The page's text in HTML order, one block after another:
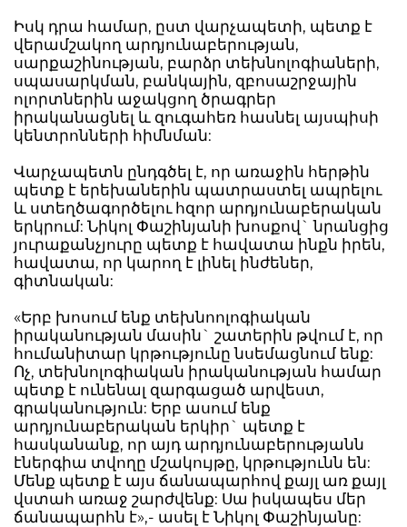
Իսկ դրա համար, ըստ վարչապետի, պետք է
վերամշակող արդյունաբերության,
սարքաշինության, բարձր տեխնոլոգիաների,
սպասարկման, բանկային, զբոսաշրջային
ոլորտներին աջակցող ծրագրեր
իրականացնել և զուգահեռ հասնել այսպիսի
կենտրոնների հիմնման:
Վարչապետն ընդգծել է, որ առաջին հերթին
պետք է երեխաներին պատրաստել ապրելու
և ստեղծագործելու հզոր արդյունաբերական
երկրում: Նիկոլ Փաշինյանի խոսքով` նրանցից
յուրաքանչյուրը պետք է հավատա ինքն իրեն,
հավատա, որ կարող է լինել ինժեներ,
գիտնական:
«Երբ խոսում ենք տեխնոոլոգիական
իրականության մասին` շատերին թվում է, որ
հումանիտար կրթությունը նսեմացնում ենք:
Ոչ, տեխնոլոգիական իրականության համար
պետք է ունենալ զարգացած արվեստ,
գրականություն: Երբ ասում ենք
արդյունաբերական երկիր` պետք է
հասկանանք, որ այդ արդյունաբերությանն
էներգիա տվողը մշակույթը, կրթությունն են:
Մենք պետք է այս ճանապարհով քայլ առ քայլ
վստահ առաջ շարժվենք: Սա իսկապես մեր
ճանապարհն է»,- ասել է Նիկոլ Փաշինյանը: